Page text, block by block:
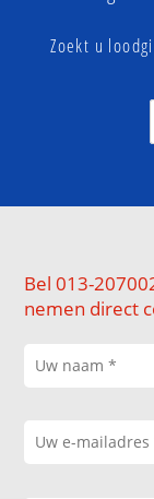
Zoekt u
Bel 013-
nemen direct